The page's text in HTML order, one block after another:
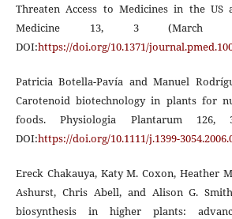
Threaten Access to Medicines in the US
Medicine 13, 3 (March
DOI:https://doi.org/10.1371/
Patricia Botella-Pavía and Manuel
Carotenoid biotechnology in plants for
foods. Physiologia Plantarum 126,
DOI:https://doi.org/10.1111/j.1399-
Ereck Chakauya, Katy M. Coxon, Heather
Ashurst, Chris Abell, and Alison G.
biosynthesis in higher plants: